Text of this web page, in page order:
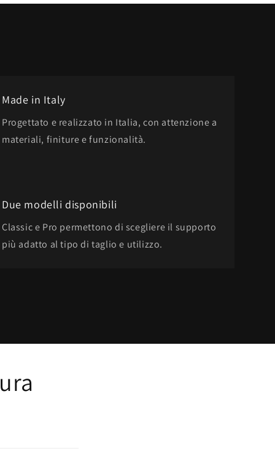
Made in Italy
Progettato e realizzato in Italia, con attenzione a
materiali, finiture e funzionalità.
Due modelli disponibili
Classic e Pro permettono di scegliere il supporto
più adatto al tipo di taglio e utilizzo.